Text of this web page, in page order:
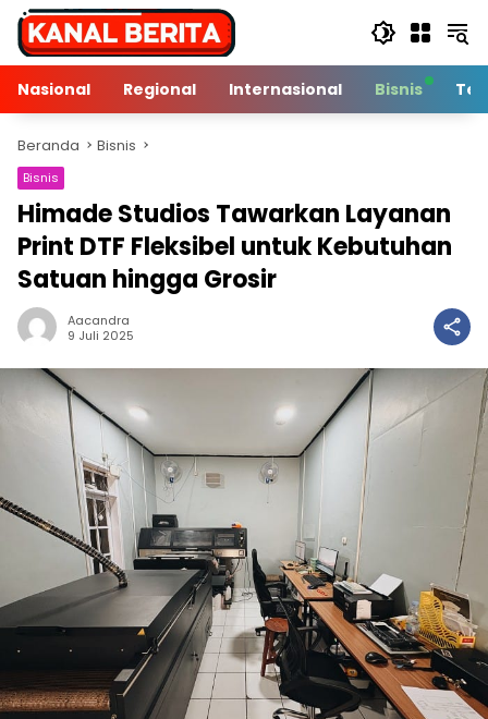
Langsung
konten
Nasional
Regional Internasional Bisnis
Beranda Bisnis
Bisnis
Himade Studios Tawarkan Layanan
Print DTF Fleksibel untuk Kebutuhan
Satuan hingga Grosir
Aacandra
9 Juli 2025